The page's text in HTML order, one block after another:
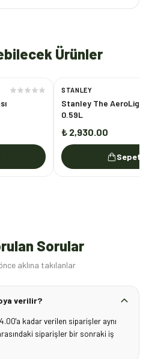
Ürünler
STANLEY
Stanley The
0.59L
₺ 2,930.00
Sepete
Sorular
aklına takılanlar
verilir?
kadar verilen siparişler aynı
siparişler bir sonraki iş